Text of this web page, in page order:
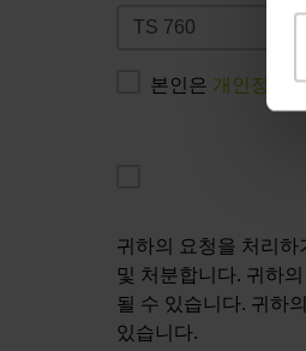
본인은 개인정보
귀하의 요청을 처리
및 처분합니다. 귀하
될 수 있습니다. 귀하
있습니다.